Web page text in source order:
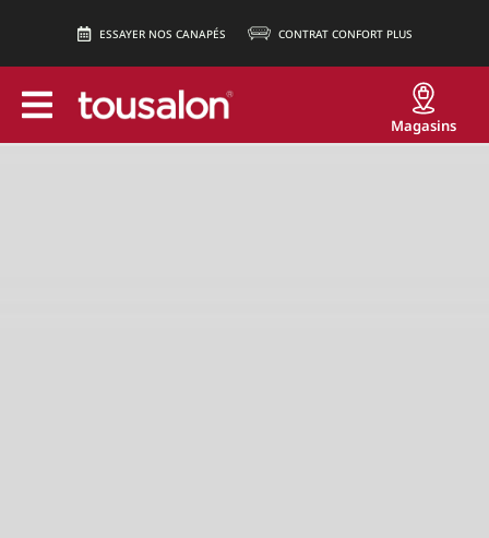
ESSAYER NOS CANAPÉS CONTRAT CONFORT PLUS
Magasins